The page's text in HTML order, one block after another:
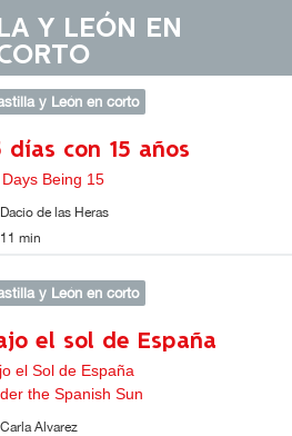
Y LEÓN EN
y León en corto
días con 15 años
Being 15
Dacio de las Heras
11 min
y León en corto
el sol de España
el Sol de España
the Spanish Sun
Carla Alvarez